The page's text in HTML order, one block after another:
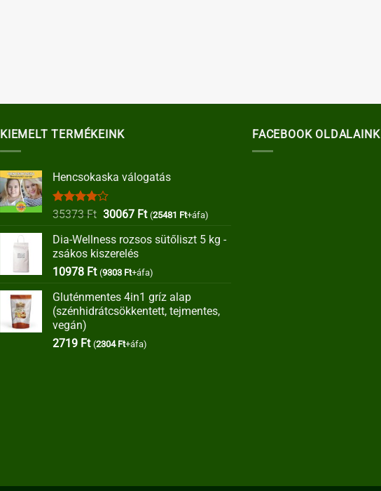
KIEMELT TERMÉKEINK
Hencsokaska válogatás
Értékelés:
35373Ft Original
was:
35373 Ft.
30067 FtCurrent
is:
(25481 Ft+áfa)
Dia-Wellness rozsos sütőliszt 5 kg -
zsákos kiszerelés
10978 Ft (9303 Ft+áfa)
Gluténmentes 4in1 gríz alap
(szénhidrátcsökkentett, tejmentes,
vegán)
2719 Ft (2304 Ft+áfa)
FACEBOOK OLDALAINK